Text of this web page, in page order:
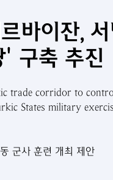
바이잔,
구축 추진
trade corridor to
States military
군사 훈련 개최 제안